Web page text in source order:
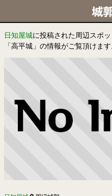
日知屋城に投稿された周辺スポ
「高平城」の情報がご覧頂けます